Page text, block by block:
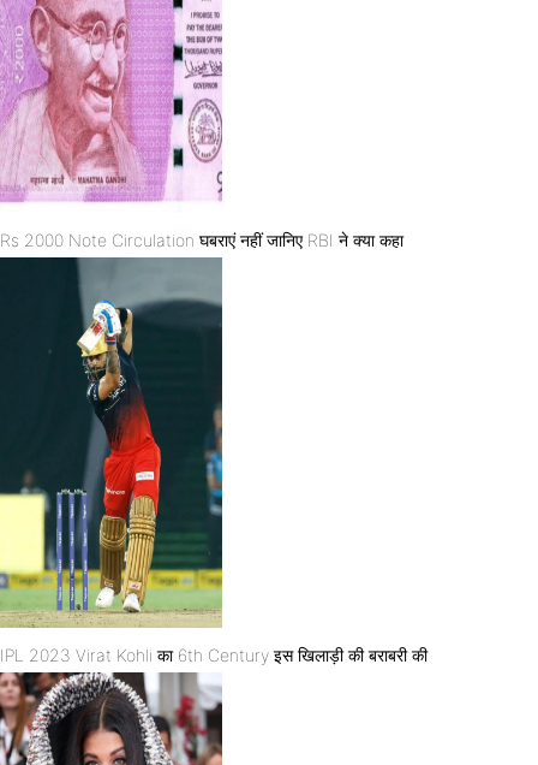
Rs 2000 Note Circulation घबराएं नहीं जानिए RBI ने क्या कहा
IPL 2023 Virat Kohli का 6th Century इस खिलाड़ी की बराबरी की